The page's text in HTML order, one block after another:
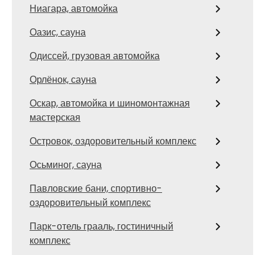
Ниагара, автомойка
Оазис, сауна
Одиссей, грузовая автомойка
Орлёнок, сауна
Оскар, автомойка и шиномонтажная
мастерская
Островок, оздоровительный комплекс
Осьминог, сауна
Павловские бани, спортивно-
оздоровительный комплекс
Парк-отель грааль, гостиничный
комплекс